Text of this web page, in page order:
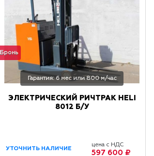
Бронь
Гарантия: 6 мес или 800 м/час
ЭЛЕКТРИЧЕСКИЙ РИЧТРАК HELI
8012 Б/У
УТОЧНИТЬ НАЛИЧИЕ
цена с НДС
597 600 ₽